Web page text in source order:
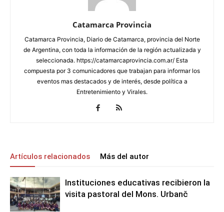
Catamarca Provincia
Catamarca Provincia, Diario de Catamarca, provincia del Norte
de Argentina, con toda la información de la región actualizada y
seleccionada. https://catamarcaprovincia.com.ar/ Esta
compuesta por 3 comunicadores que trabajan para informar los
eventos mas destacados y de interés, desde política a
Entretenimiento y Virales.
Artículos relacionados Más del autor
Instituciones educativas recibieron la
visita pastoral del Mons. Urbanč